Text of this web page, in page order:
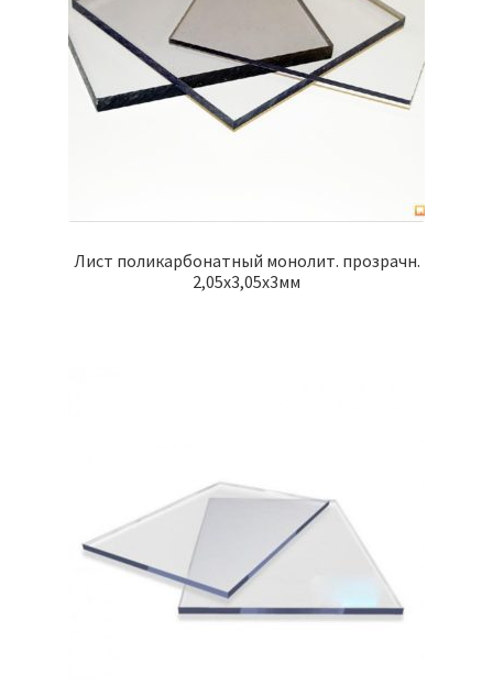
Лист поликарбонатный монолит. прозрачн.
2,05х3,05х3мм